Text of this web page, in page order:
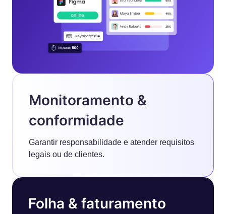
Monitoramento &
conformidade
Garantir responsabilidade e atender requisitos
legais ou de clientes.
Folha & faturamento